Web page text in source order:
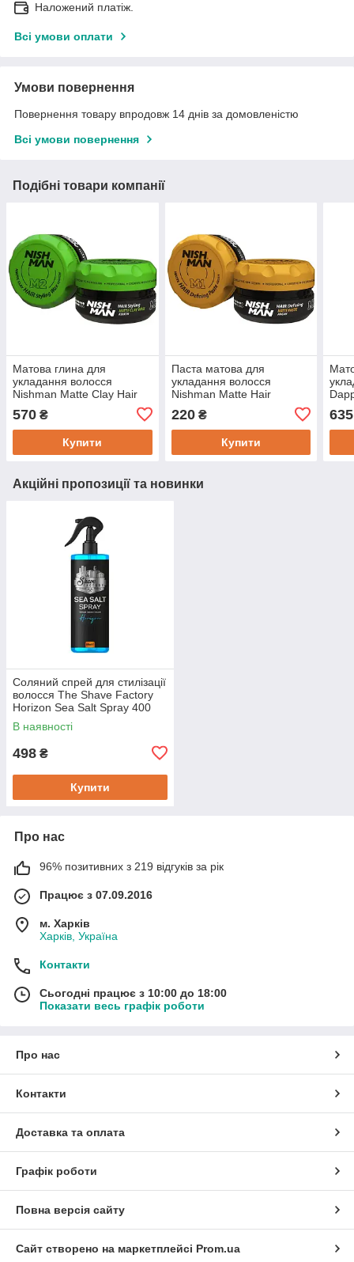
Наложений платіж.
Всі умови оплати
Умови повернення
Повернення товару впродовж 14 днів за домовленістю
Всі умови повернення
Подібні товари компанії
Матова глина для
укладання волосся
Nishman Matte Clay Hair
570 ₴
Купити
Паста матова для
укладання волосся
Nishman Matte Hair
Defining Pastе М1 30 мл
220₴
Купити
635
Акційні пропозиції та новинки
Соляний спрей для стилізації
волосся The Shave Factory
Horizon Sea Salt Spray 400
мл
В наявності
498 ₴
Купити
Про нас
96% позитивних з 219 відгуків за рік
Працює з 07.09.2016
м. Харків
Харків, Україна
Контакти
Сьогодні працює з 10:00 до 18:00
Показати весь графік роботи
Про нас
Контакти
Доставка та оплата
Графік роботи
Повна версія сайту
Сайт створено на маркетплейсі Prom.ua